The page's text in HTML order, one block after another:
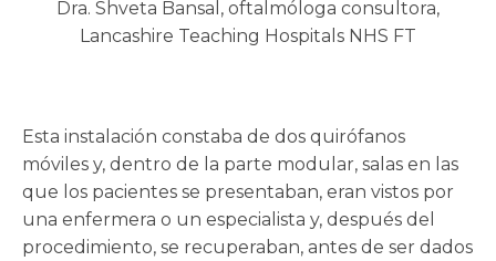
Dra. Shveta Bansal, oftalmóloga consultora,
Lancashire Teaching Hospitals NHS FT
Esta instalación constaba de dos quirófanos
móviles y, dentro de la parte modular, salas en las
que los pacientes se presentaban, eran vistos por
una enfermera o un especialista y, después del
procedimiento, se recuperaban, antes de ser dados